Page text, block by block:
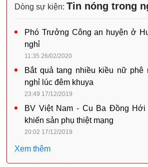
Dòng sự kiện: Tin nóng trong
Phó Trưởng Công an huyện ở
nghỉ
11:35 26/02/2020
Bắt quả tang nhiều kiều nữ phê
nghỉ lúc đêm khuya
23:49 17/12/2019
BV Việt Nam - Cu Ba Đồng
khiến sản phụ thiệt mạng
20:02 17/12/2019
Xem thêm